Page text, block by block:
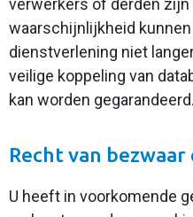
verwerkers of derden zijn
waarschijnlijkheid
dienstverlening niet
veilige koppeling van
kan worden gegarandeerd.
Recht van
U heeft in voorkomende